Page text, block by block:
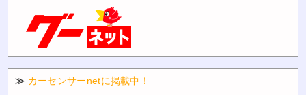
≫ カーセンサーnetに掲載中！